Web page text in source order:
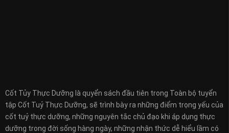
Cốt Tủy Thực Dưỡng là quyển sách đầu tiên trong Toàn bộ tuyển
tập Cốt Tuỷ Thực Dưỡng, sẽ trình bày ra những điểm trọng yếu của
cốt tuỷ thực dưỡng, những nguyên tắc chủ đạo khi áp dụng thực
dưỡng trong đời sống hàng ngày, những nhận thức dễ hiểu lầm có